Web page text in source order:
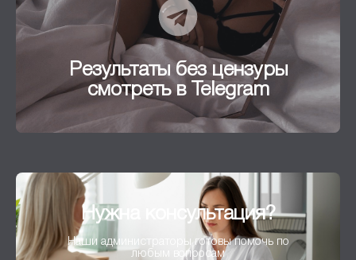
Результаты без цензуры
смотреть в Telegram
Результаты без цензуры
смотреть в Telegram
Перейти
Нужна консультация?
Наши администраторы готовы помочь по
любым вопросам